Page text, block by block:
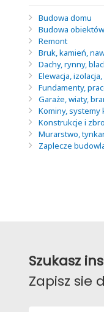
Budowa domu
Budowa obiektów
Remont
Bruk, kamień,
Dachy, rynny,
Elewacja,
Fundamenty,
Garaże, wiaty,
Kominy, systemy
Konstrukcje i
Murarstwo,
Zaplecze
Szukasz
Zapisz sie